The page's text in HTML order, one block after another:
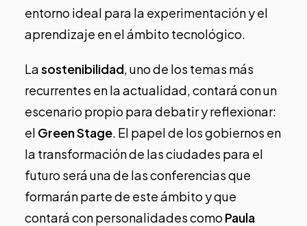
entorno ideal para la experimentación y el
aprendizaje en el ámbito tecnológico.
Lasostenibilidad, uno de los temas más
recurrentes en la actualidad, contará con un
escenario propio para debatir y reflexionar:
el Green Stage. El papel de los gobiernos en
la transformación de las ciudades para el
futuro será una de las conferencias que
formarán parte de este ámbito y que
contará con personalidades como Paula